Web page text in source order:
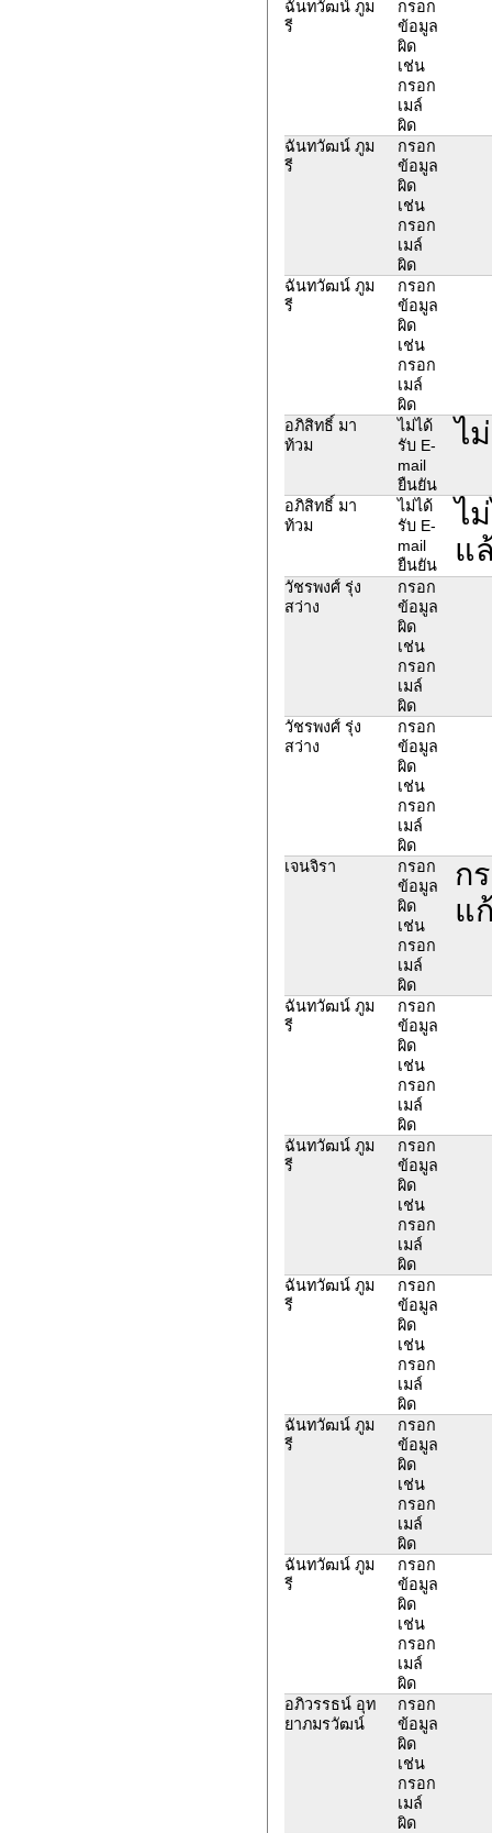
ฉันทวัฒน์ ภูม
รี
กรอก
ข้อมูล
ผิด
เช่น
กรอก
เมล์
ผิด
ฉันทวัฒน์ ภูม
รี
กรอก
ข้อมูล
ผิด
เช่น
กรอก
เมล์
ผิด
ฉันทวัฒน์ ภูม
รี
กรอก
ข้อมูล
ผิด
เช่น
กรอก
เมล์
ผิด
อภิสิทธิ์ มา
ท้วม
ไม่ได้
รับ E-
mail
ยืนยัน
ไ
อภิสิทธิ์ มา
ท้วม
ไม่ได้
รับ E-
mail
ยืนยัน
ไ
แ
วัชรพงศ์ รุ่ง
สว่าง
กรอก
ข้อมูล
ผิด
เช่น
กรอก
เมล์
ผิด
วัชรพงศ์ รุ่ง
สว่าง
กรอก
ข้อมูล
ผิด
เช่น
กรอก
เมล์
ผิด
เจนจิรา
กรอก
ข้อมูล
ผิด
เช่น
กรอก
เมล์
ผิด
ก
แ
ฉันทวัฒน์ ภูม
รี
กรอก
ข้อมูล
ผิด
เช่น
กรอก
เมล์
ผิด
ฉันทวัฒน์ ภูม
รี
กรอก
ข้อมูล
ผิด
เช่น
กรอก
เมล์
ผิด
ฉันทวัฒน์ ภูม
รี
กรอก
ข้อมูล
ผิด
เช่น
กรอก
เมล์
ผิด
ฉันทวัฒน์ ภูม
รี
กรอก
ข้อมูล
ผิด
เช่น
กรอก
เมล์
ผิด
ฉันทวัฒน์ ภูม
รี
กรอก
ข้อมูล
ผิด
เช่น
กรอก
เมล์
ผิด
อภิวรรธน์ อุท
ยาภมรวัฒน์
กรอก
ข้อมูล
ผิด
เช่น
กรอก
เมล์
ผิด